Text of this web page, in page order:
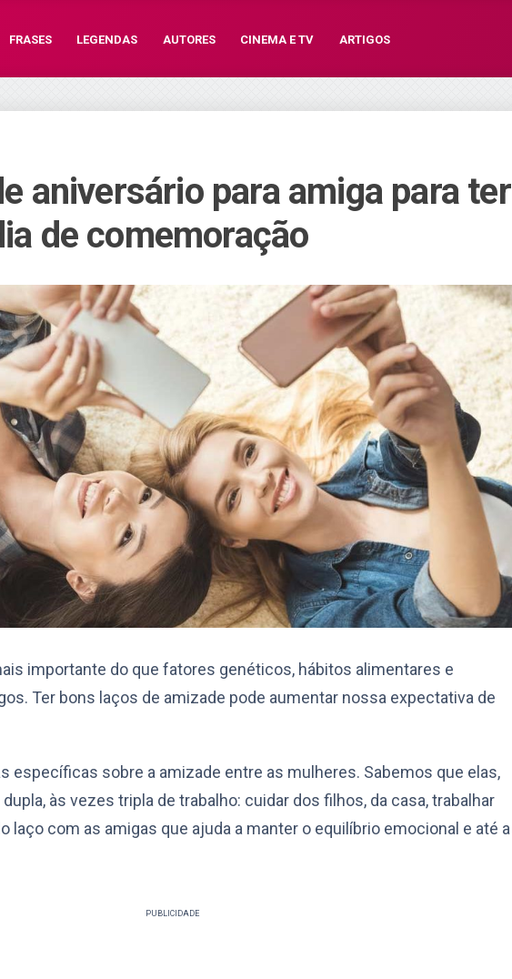
FRASES LEGENDAS AUTORES CINEMA E TV ARTIGOS
aniversário para amiga para ter
de comemoração
importante do que fatores genéticos, hábitos alimentares e
Ter bons laços de amizade pode aumentar nossa expectativa de
específicas sobre a amizade entre as mulheres. Sabemos que elas,
às vezes tripla de trabalho: cuidar dos filhos, da casa, trabalhar
laço com as amigas que ajuda a manter o equilíbrio emocional e até a
PUBLICIDADE